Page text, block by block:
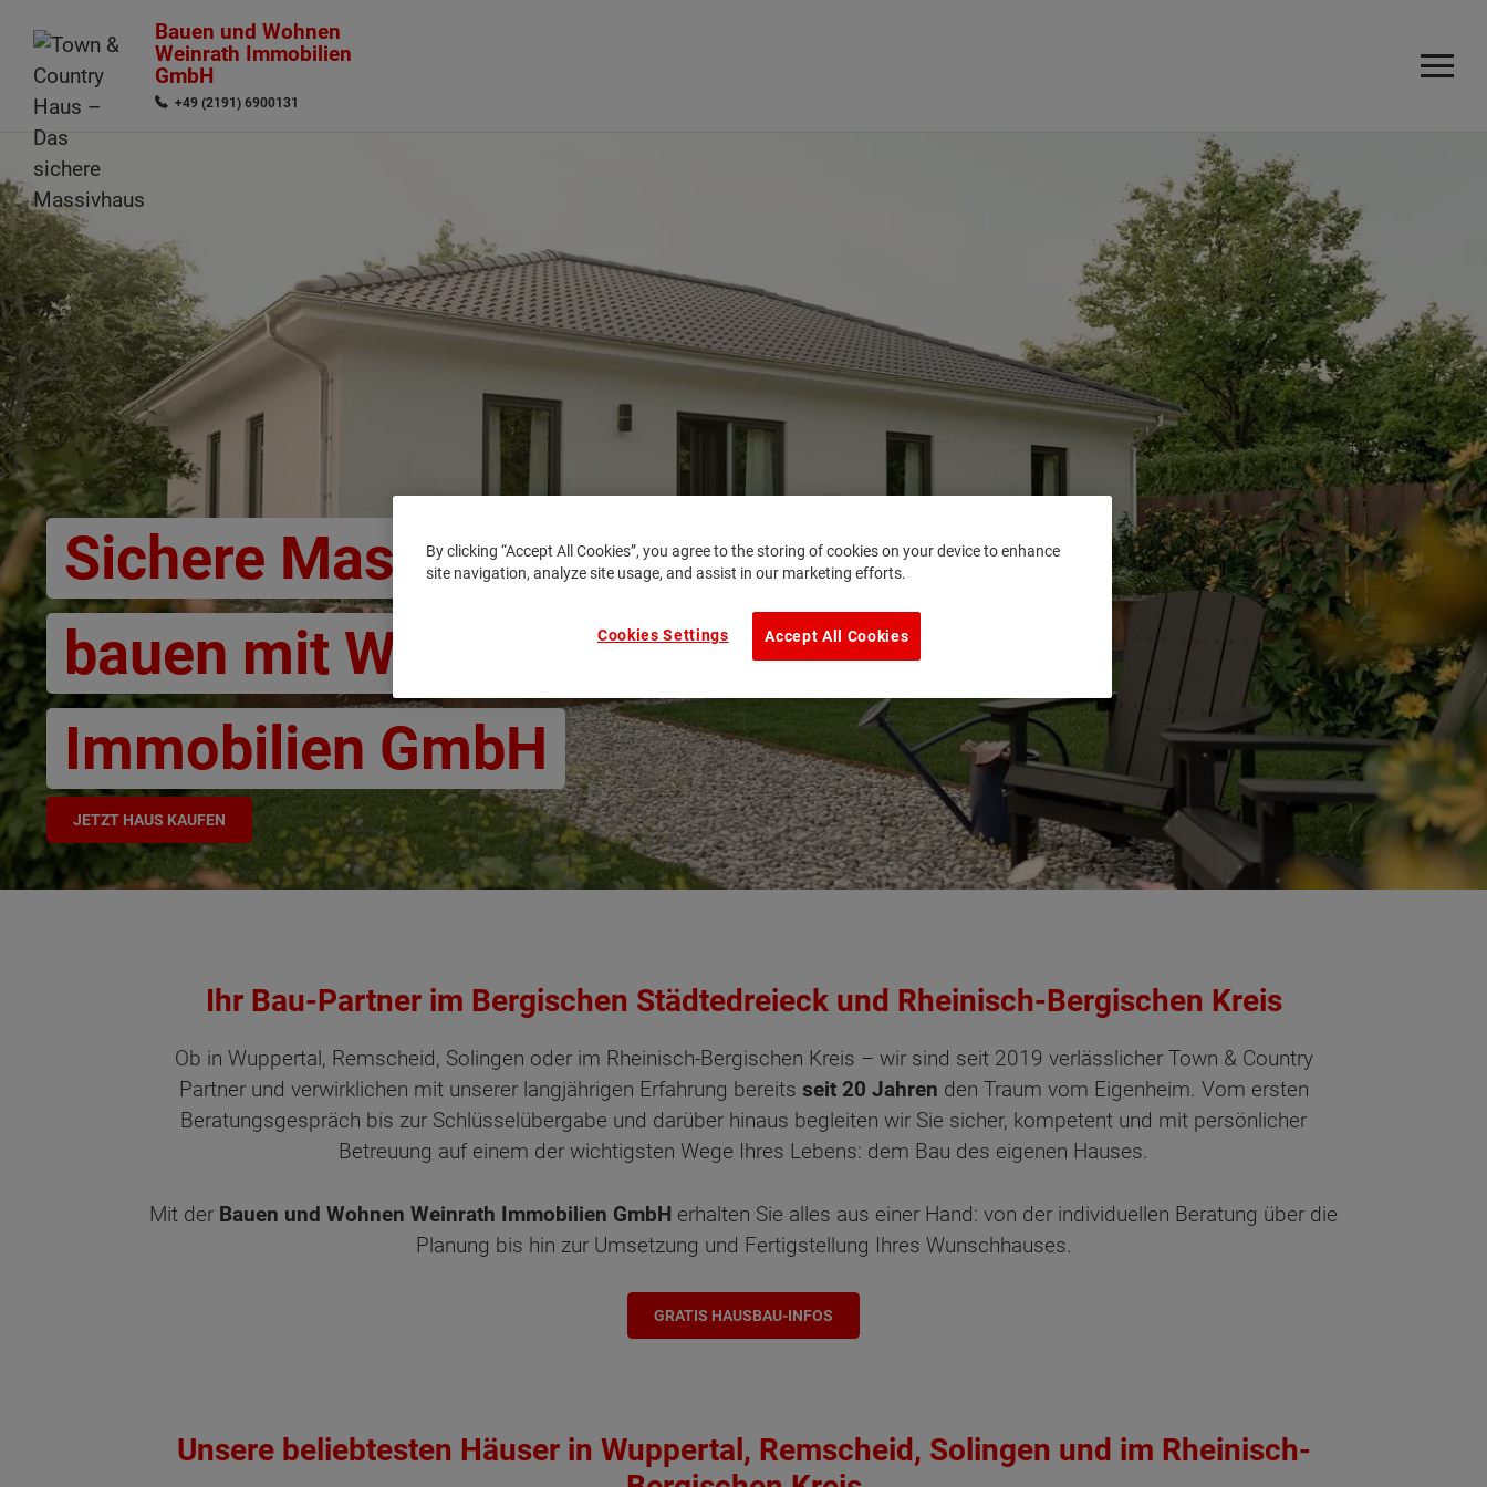
Bauen und Wohnen
Weinrath Immobilien
GmbH
+49 (2191) 6900131
Sichere Massivhäuser
bauen mit Weinrath
Immobilien GmbH
JETZT HAUS KAUFEN
Ihr Bau-Partner im Bergischen Städtedreieck und Rheinisch-Bergischen Kreis
Ob in Wuppertal, Remscheid, Solingen oder im Rheinisch-Bergischen Kreis – wir sind seit 2019 verlässlicher Town & Country
Partner und verwirklichen mit unserer langjährigen Erfahrung bereits seit 20 Jahren den Traum vom Eigenheim. Vom ersten
Beratungsgespräch bis zur Schlüsselübergabe und darüber hinaus begleiten wir Sie sicher, kompetent und mit persönlicher
Betreuung auf einem der wichtigsten Wege Ihres Lebens: dem Bau des eigenen Hauses.
Mit der Bauen und Wohnen Weinrath Immobilien GmbH erhalten Sie alles aus einer Hand: von der individuellen Beratung über die
Planung bis hin zur Umsetzung und Fertigstellung Ihres Wunschhauses.
GRATIS HAUSBAU-INFOS
Unsere beliebtesten Häuser in Wuppertal, Remscheid, Solingen und im Rheinisch-
By clicking “Accept All Cookies”, you agree to the storing of cookies on your device to enhance
site navigation, analyze site usage, and assist in our marketing efforts.
Accept All Cookies
Cookies Settings